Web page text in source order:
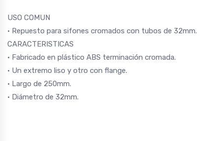
USO COMUN
• Repuesto para sifones cromados con tubos de 32mm.
CARACTERISTICAS
• Fabricado en plástico ABS terminación cromada.
• Un extremo liso y otro con flange.
• Largo de 250mm.
• Diámetro de 32mm.